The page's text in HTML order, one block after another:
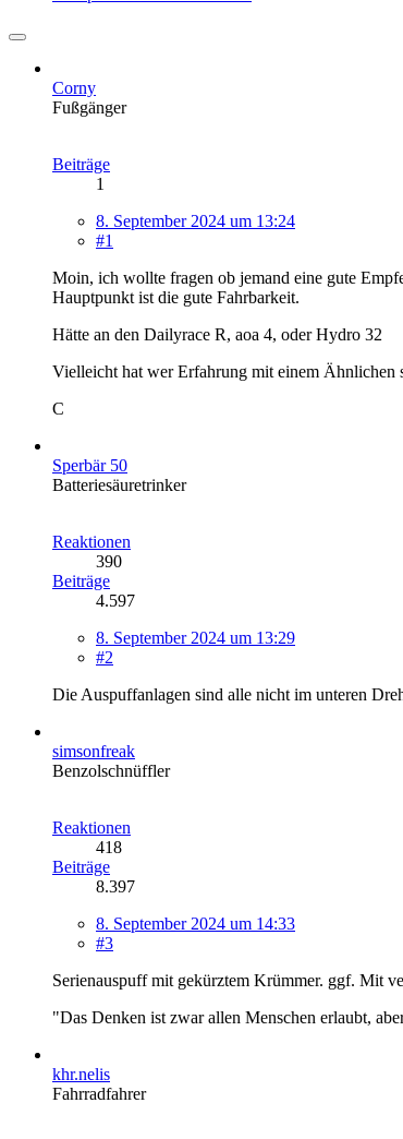
Corny
Fußgänger
Beiträge
1
8. September 2024 um 13:24
#1
Moin, ich wollte fragen ob jemand eine gute
Hauptpunkt ist die gute Fahrbarkeit.
Hätte an den Dailyrace R, aoa 4, oder Hydro 32
Vielleicht hat wer Erfahrung mit einem Ähnlichen
C
Sperbär 50
Batteriesäuretrinker
Reaktionen
390
Beiträge
4.597
8. September 2024 um 13:29
#2
Die Auspuffanlagen sind alle nicht im unteren
simsonfreak
Benzolschnüffler
Reaktionen
418
Beiträge
8.397
8. September 2024 um 14:33
#3
Serienauspuff mit gekürztem Krümmer. ggf. Mit
"Das Denken ist zwar allen Menschen erlaubt,
khr.nelis
Fahrradfahrer